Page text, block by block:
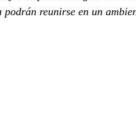
reunirse en un